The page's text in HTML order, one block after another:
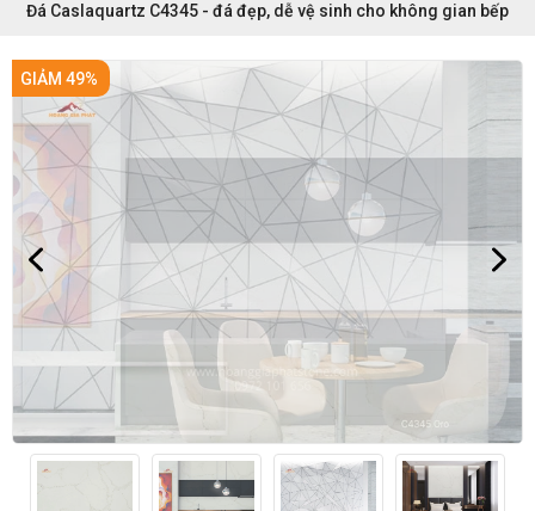
Đá Caslaquartz C4345 - đá đẹp, dễ vệ sinh cho không gian bếp
GIẢM 49%